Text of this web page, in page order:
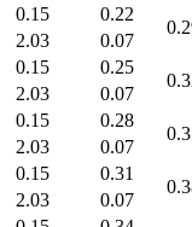
0.15 0.22
2.03
0.07
0.15 0.25
2.03
0.07
0.15 0.28
2.03
0.07
0.15 0.31
2.03 0.07